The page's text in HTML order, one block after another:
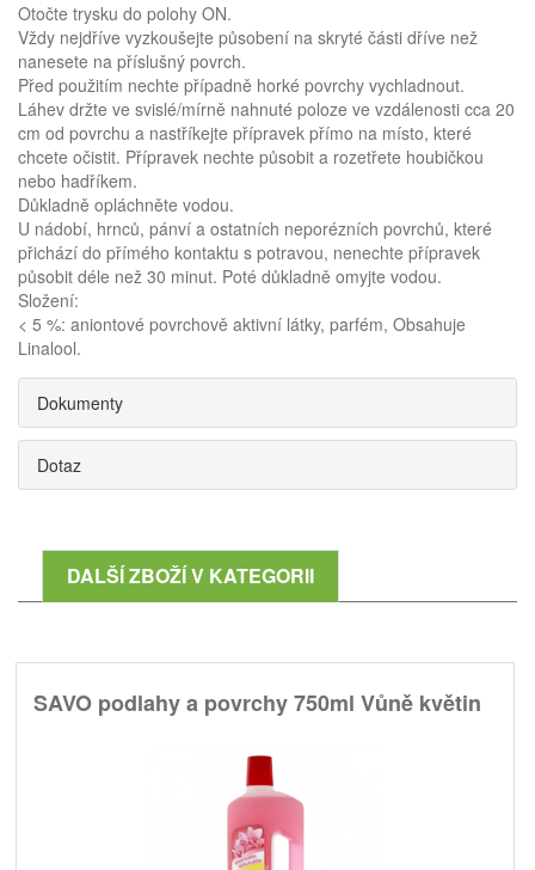
Otočte trysku do polohy ON.
Vždy nejdříve vyzkoušejte působení na skryté části dříve než
nanesete na příslušný povrch.
Před použitím nechte případně horké povrchy vychladnout.
Láhev držte ve svislé/mírně nahnuté poloze ve vzdálenosti cca 20
cm od povrchu a nastříkejte přípravek přímo na místo, které
chcete očistit. Přípravek nechte působit a rozetřete houbičkou
nebo hadříkem.
Důkladně opláchněte vodou.
U nádobí, hrnců, pánví a ostatních neporézních povrchů, které
přichází do přímého kontaktu s potravou, nenechte přípravek
působit déle než 30 minut. Poté důkladně omyjte vodou.
Složení:
< 5 %: aniontové povrchově aktivní látky, parfém, Obsahuje
Linalool.
Dokumenty
Dotaz
DALŠÍ ZBOŽÍ V KATEGORII
SAVO podlahy a povrchy 750ml Vůně květin